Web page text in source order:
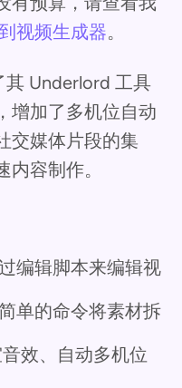
视频生成器。
Underlord 工具
增加了多机位自动
交媒体片段的集
容制作。
编辑脚本来编辑视
单的命令将素材拆
效、自动多机位